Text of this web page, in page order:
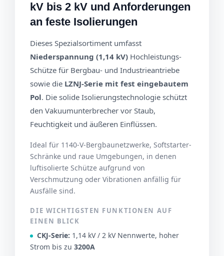
kV bis 2 kV und Anforderungen
an feste Isolierungen
Dieses Spezialsortiment umfasst
Niederspannung (1,14 kV) Hochleistungs-
Schütze für Bergbau- und Industrieantriebe
sowie die LZNJ-Serie mit fest eingebautem
Pol. Die solide Isolierungstechnologie schützt
den Vakuumunterbrecher vor Staub,
Feuchtigkeit und äußeren Einflüssen.
Ideal für 1140-V-Bergbaunetzwerke, Softstarter-
Schränke und raue Umgebungen, in denen
luftisolierte Schütze aufgrund von
Verschmutzung oder Vibrationen anfällig für
Ausfälle sind.
DIE WICHTIGSTEN FUNKTIONEN AUF
EINEN BLICK
CKJ-Serie: 1,14 kV / 2 kV Nennwerte, hoher
Strom bis zu3200A